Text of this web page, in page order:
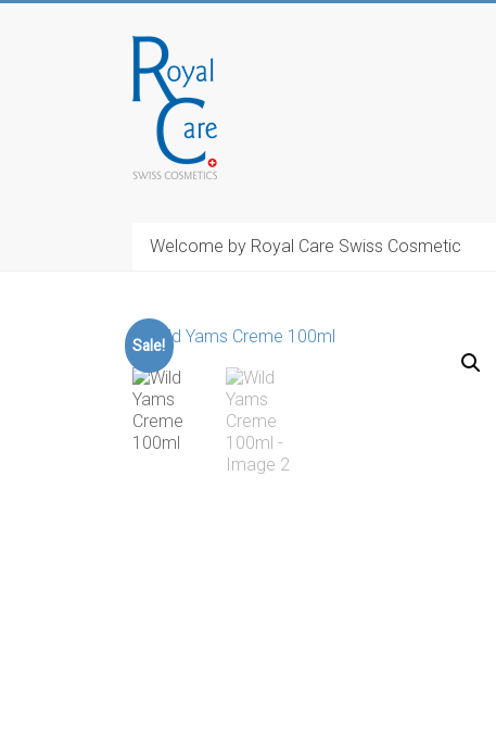
RoyalCosmetics
Welcome by Royal Care Swiss Cosmetic
Sale!